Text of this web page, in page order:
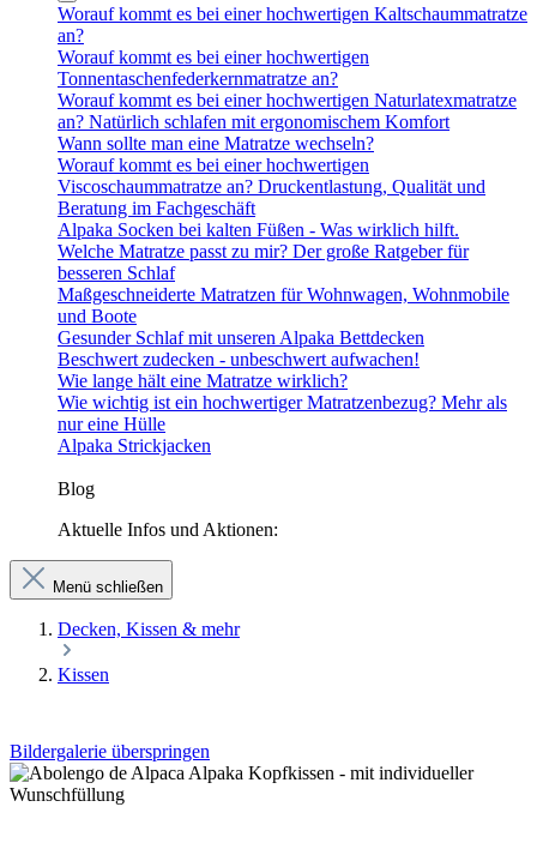
Worauf kommt es bei einer hochwertigen Kaltschaummatratze
an?
Worauf kommt es bei einer hochwertigen
Tonnentaschenfederkernmatratze an?
Worauf kommt es bei einer hochwertigen Naturlatexmatratze
an? Natürlich schlafen mit ergonomischem Komfort
Wann sollte man eine Matratze wechseln?
Worauf kommt es bei einer hochwertigen
Viscoschaummatratze an? Druckentlastung, Qualität und
Beratung im Fachgeschäft
Alpaka Socken bei kalten Füßen - Was wirklich hilft.
Welche Matratze passt zu mir? Der große Ratgeber für
besseren Schlaf
Maßgeschneiderte Matratzen für Wohnwagen, Wohnmobile
und Boote
Gesunder Schlaf mit unseren Alpaka Bettdecken
Beschwert zudecken - unbeschwert aufwachen!
Wie lange hält eine Matratze wirklich?
Wie wichtig ist ein hochwertiger Matratzenbezug? Mehr als
nur eine Hülle
Alpaka Strickjacken
Blog
Aktuelle Infos und Aktionen:
Menü schließen
Decken, Kissen & mehr
Kissen
Bildergalerie überspringen